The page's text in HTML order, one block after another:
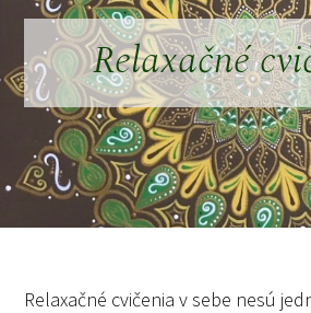
Relaxačné
Relaxačné cvičenia v sebe nesú